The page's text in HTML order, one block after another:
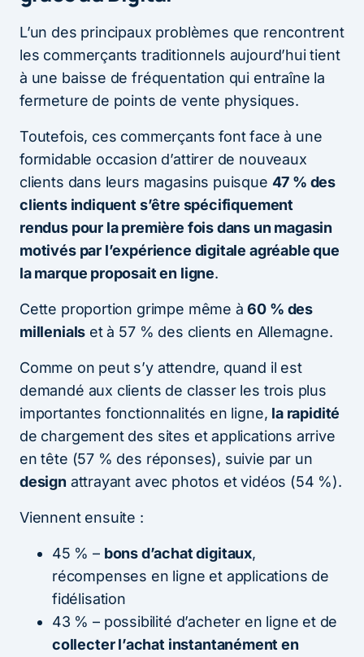
L’un des principaux problèmes que rencontrent
les commerçants traditionnels aujourd’hui tient
à une baisse de fréquentation qui entraîne la
fermeture de points de vente physiques.
Toutefois, ces commerçants font face à une
formidable occasion d’attirer de nouveaux
clients dans leurs magasins puisque 47 % des
clients indiquent s’être spécifiquement
rendus pour la première fois dans un magasin
motivés par l’expérience digitale agréable que
la marque proposait en ligne.
Cette proportion grimpe même à60 % des
millenials et à 57 % des clients en Allemagne.
Comme on peut s’y attendre, quand il est
demandé aux clients de classer les trois plus
importantes fonctionnalités en ligne, la rapidité
de chargement des sites et applications arrive
en tête (57 % des réponses), suivie par un
design attrayant avec photos et vidéos (54 %).
Viennent ensuite :
45 % – bons d’achat digitaux,
récompenses en ligne et applications de
fidélisation
43 % – possibilité d’acheter en ligne et de
collecter l’achat instantanément en